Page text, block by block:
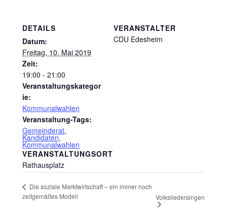
DETAILS
Datum:
Freitag, 10. Mai 2019
Zeit:
19:00 - 21:00
Veranstaltungskategor
ie:
Kommunalwahlen
Veranstaltung-Tags:
Gemeinderat,
Kandidaten,
Kommunalwahlen
VERANSTALTUNGSORT
Rathausplatz
VERANSTALTER
CDU Edesheim
Die soziale Marktwirtschaft – ein immer noch
zeitgemäßes Modell
Volksliedersingen